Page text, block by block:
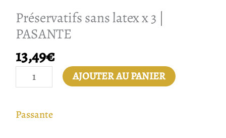
Préservatifs sans latex x 3 |
PASANTE
13,49€
AJOUTER AU PANIER
Passante